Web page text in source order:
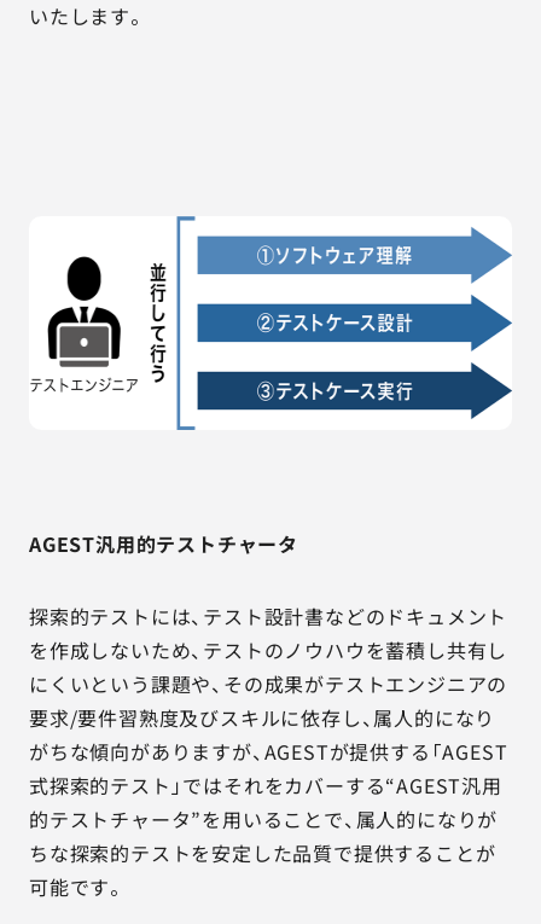
いたします。
AGEST汎用的テストチャータ
探索的テストには、テスト設計書などのドキュメント
を作成しないため、テストのノウハウを蓄積し共有し
にくいという課題や、その成果がテストエンジニアの
要求/要件習熟度及びスキルに依存し、属人的になり
がちな傾向がありますが、AGESTが提供する「AGEST
式探索的テスト」ではそれをカバーする“AGEST汎用
的テストチャータ”を用いることで、属人的になりが
ちな探索的テストを安定した品質で提供することが
可能です。